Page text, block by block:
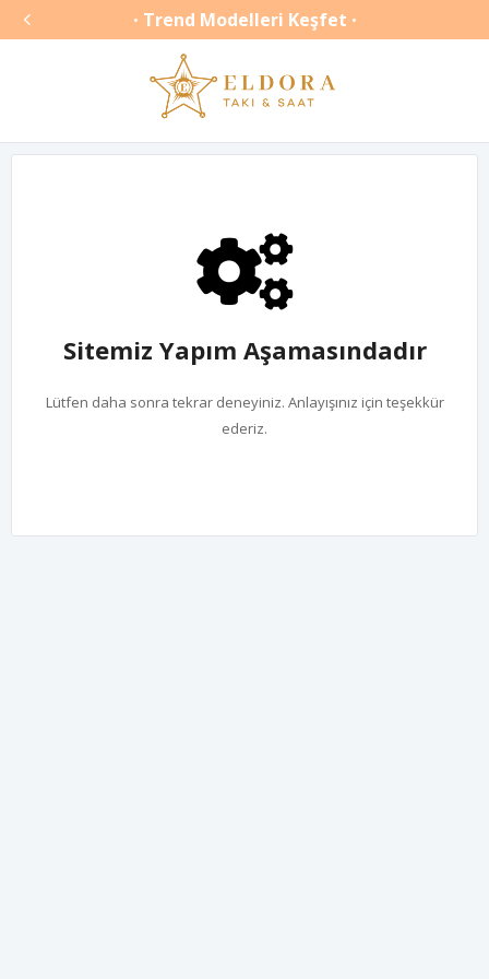
 • Trend Modelleri Keşfet •
Sitemiz Yapım Aşamasındadır
Lütfen daha sonra tekrar deneyiniz. Anlayışınız için teşekkür
ederiz.